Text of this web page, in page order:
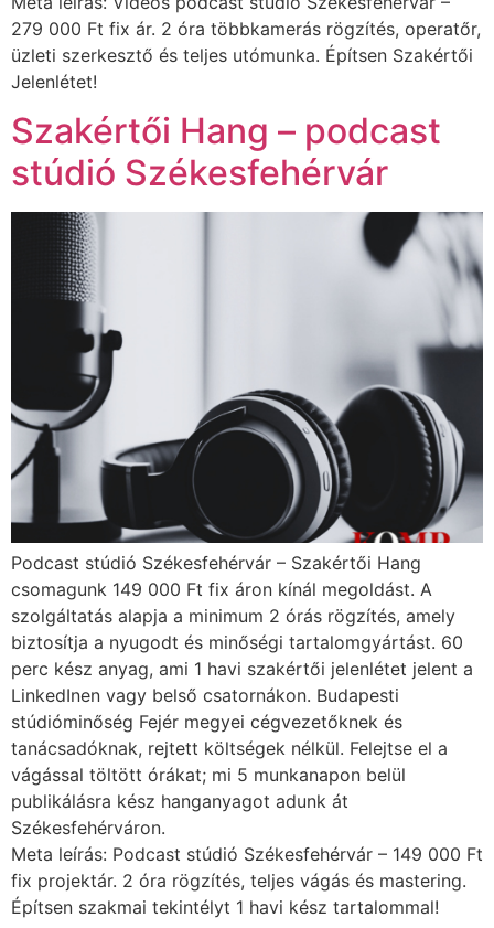
279 000 Ft fix ár. 2 óra többkamerás rögzítés, operatőr,
üzleti szerkesztő és teljes utómunka. Építsen Szakértői
Jelenlétet!
Szakértői Hang – podcast
stúdió Székesfehérvár
Podcast stúdió Székesfehérvár – Szakértői Hang
csomagunk 149 000 Ft fix áron kínál megoldást. A
szolgáltatás alapja a minimum 2 órás rögzítés, amely
biztosítja a nyugodt és minőségi tartalomgyártást. 60
perc kész anyag, ami 1 havi szakértői jelenlétet jelent a
LinkedInen vagy belső csatornákon. Budapesti
stúdióminőség Fejér megyei cégvezetőknek és
tanácsadóknak, rejtett költségek nélkül. Felejtse el a
vágással töltött órákat; mi 5 munkanapon belül
publikálásra kész hanganyagot adunk át
Székesfehérváron.
Meta leírás: Podcast stúdió Székesfehérvár – 149 000 Ft
fix projektár. 2 óra rögzítés, teljes vágás és mastering.
Építsen szakmai tekintélyt 1 havi kész tartalommal!